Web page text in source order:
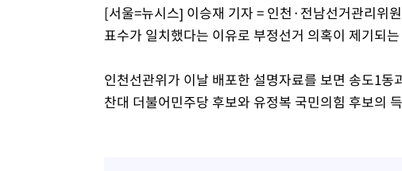
[서울=뉴시스] 이승재 기자 = 인천·전남선거관리위
표수가 일치했다는 이유로 부정선거 의혹이 제기되
인천선관위가 이날 배포한 설명자료를 보면 송도1
찬대 더불어민주당 후보와 유정복 국민의힘 후보의